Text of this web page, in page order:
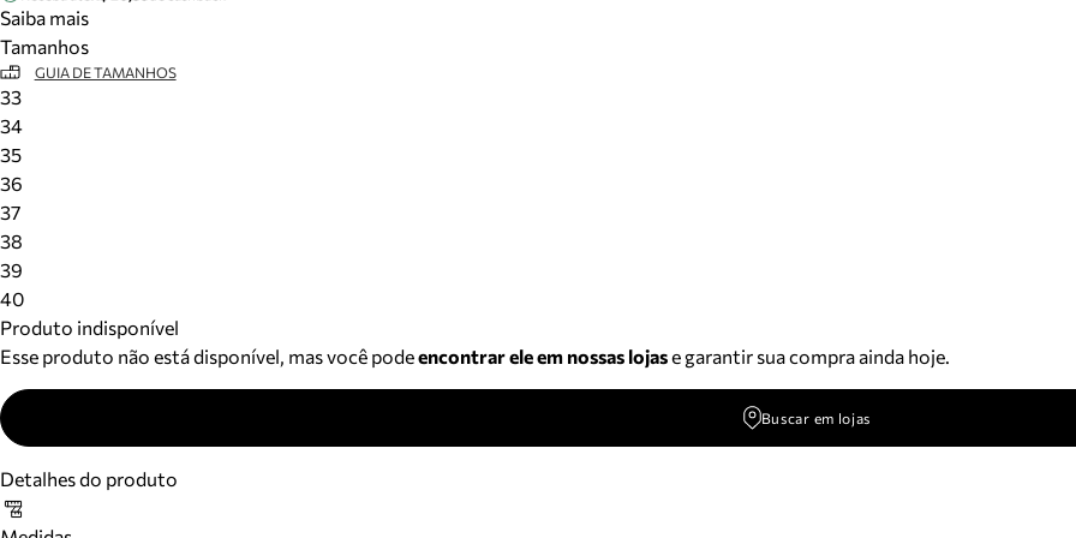
Saiba mais
Tamanhos
GUIA DE TAMANHOS
33
34
35
36
37
38
39
40
Produto indisponível
Esse produto não está disponível, mas você podeencontrar ele em nossas lojase garantir sua compra ainda hoje.
Buscar em lojas
Detalhes do produto